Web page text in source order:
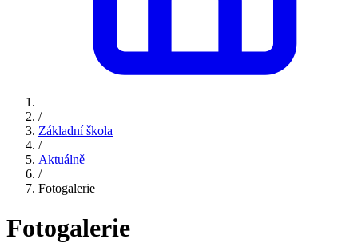
/
Základní škola
/
Aktuálně
/
Fotogalerie
Fotogalerie